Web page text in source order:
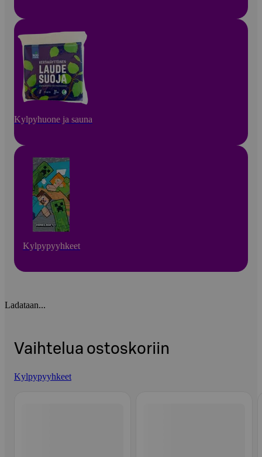
Kylpyhuone ja sauna
Kylpypyyhkeet
Ladataan...
Vaihtelua ostoskoriin
Kylpypyyhkeet